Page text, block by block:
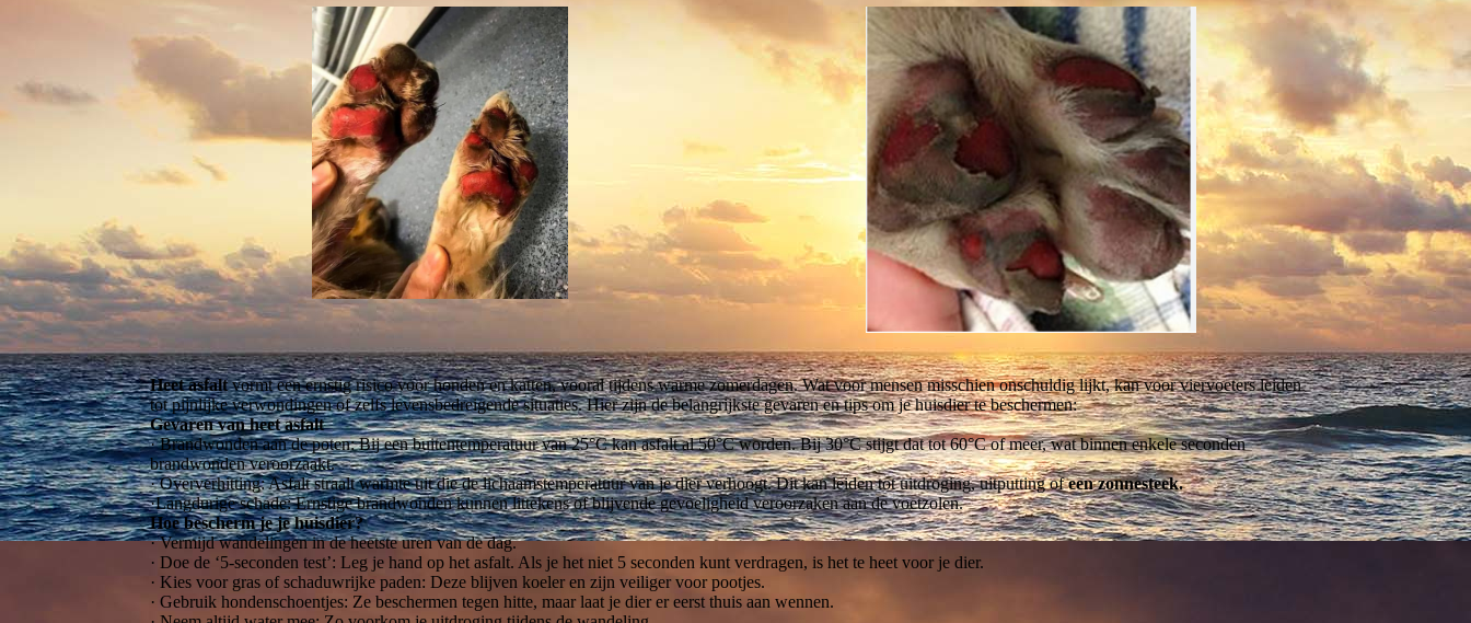
Heet asfaltvormt een ernstig risico voor honden en katten, vooral tijdens warme zomerdagen. Wat voor mensen misschien onschuldig lijkt, kan voor viervoeters leiden
tot pijnlijke verwondingen of zelfs levensbedreigende situaties. Hier zijn de belangrijkste gevaren en tips om je huisdier te beschermen:
Gevaren van heet asfalt
· Brandwonden aan de poten: Bij een buitentemperatuur van 25°C kan asfalt al 50°C worden. Bij 30°C stijgt dat tot 60°C of meer, wat binnen enkele seconden
brandwonden veroorzaakt.
· Oververhitting: Asfalt straalt warmte uit die de lichaamstemperatuur van je dier verhoogt. Dit kan leiden tot uitdroging, uitputting ofeen zonnesteek.
·Langdurige schade: Ernstige brandwonden kunnen littekens of blijvende gevoeligheid veroorzaken aan de voetzolen.
Hoe bescherm je je huisdier?
· Vermijd wandelingen in de heetste uren van de dag.
· Doe de ‘5-seconden test’: Leg je hand op het asfalt. Als je het niet 5 seconden kunt verdragen, is het te heet voor je dier.
· Kies voor gras of schaduwrijke paden: Deze blijven koeler en zijn veiliger voor pootjes.
· Gebruik hondenschoentjes: Ze beschermen tegen hitte, maar laat je dier er eerst thuis aan wennen.